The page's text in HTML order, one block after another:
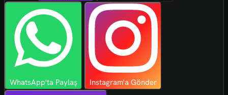
WhatsApp'ta Paylaş Instagram'a Gönder